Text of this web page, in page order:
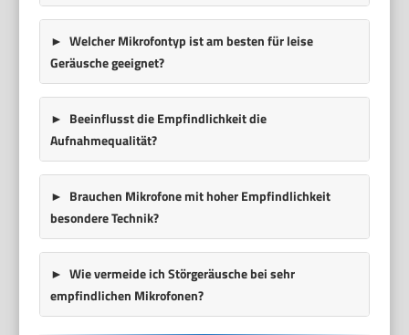
Welcher Mikrofontyp ist am besten für leise
Geräusche geeignet?
Beeinflusst die Empfindlichkeit die
Aufnahmequalität?
Brauchen Mikrofone mit hoher Empfindlichkeit
besondere Technik?
Wie vermeide ich Störgeräusche bei sehr
empfindlichen Mikrofonen?